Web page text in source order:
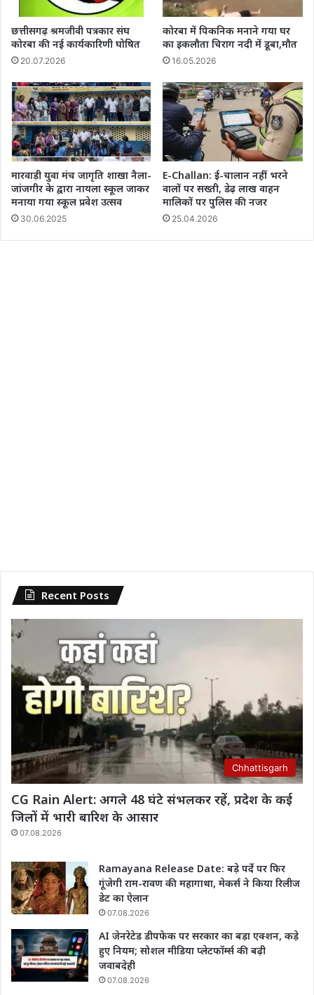
छत्तीसगढ़ श्रमजीवी पत्रकार संघ
कोरबा की नई कार्यकारिणी घोषित
20.07.2026
कोरबा में पिकनिक मनाने गया घर
का इकलौता चिराग नदी में डूबा,मौत
16.05.2026
मारवाड़ी युवा मंच जागृति शाखा नैला-
जांजगीर के द्वारा नायला स्कूल जाकर
मनाया गया स्कूल प्रवेश उत्सव
30.06.2025
E-Challan: ई-चालान नहीं भरने
वालों पर सख्ती, डेढ़ लाख वाहन
मालिकों पर पुलिस की नजर
25.04.2026
Recent Posts
Chhattisgarh
CG Rain Alert: अगले 48 घंटे संभलकर रहें, प्रदेश के कई
जिलों में भारी बारिश के आसार
07.08.2026
Ramayana Release Date: बड़े पर्दे पर फिर
गूंजेगी राम-रावण की महागाथा, मेकर्स ने किया रिलीज
डेट का ऐलान
07.08.2026
AI जेनरेटेड डीपफेक पर सरकार का बड़ा एक्शन, कड़े
हुए नियम; सोशल मीडिया प्लेटफॉर्म्स की बढ़ी
जवाबदेही
07.08.2026